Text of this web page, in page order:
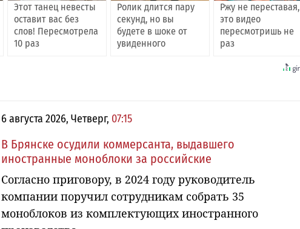
Этот танец невесты
оставит вас без
слов! Пересмотрела
10 раз
Ролик длится пару
секунд, но вы
будете в шоке от
увиденного
Ржу не переставая,
это видео
пересмотришь не
раз
6 августа 2026, Четверг, 07:15
В Брянске осудили коммерсанта, выдавшего
иностранные моноблоки за российские
Согласно приговору, в 2024 году руководитель
компании поручил сотрудникам собрать 35
моноблоков из комплектующих иностранного